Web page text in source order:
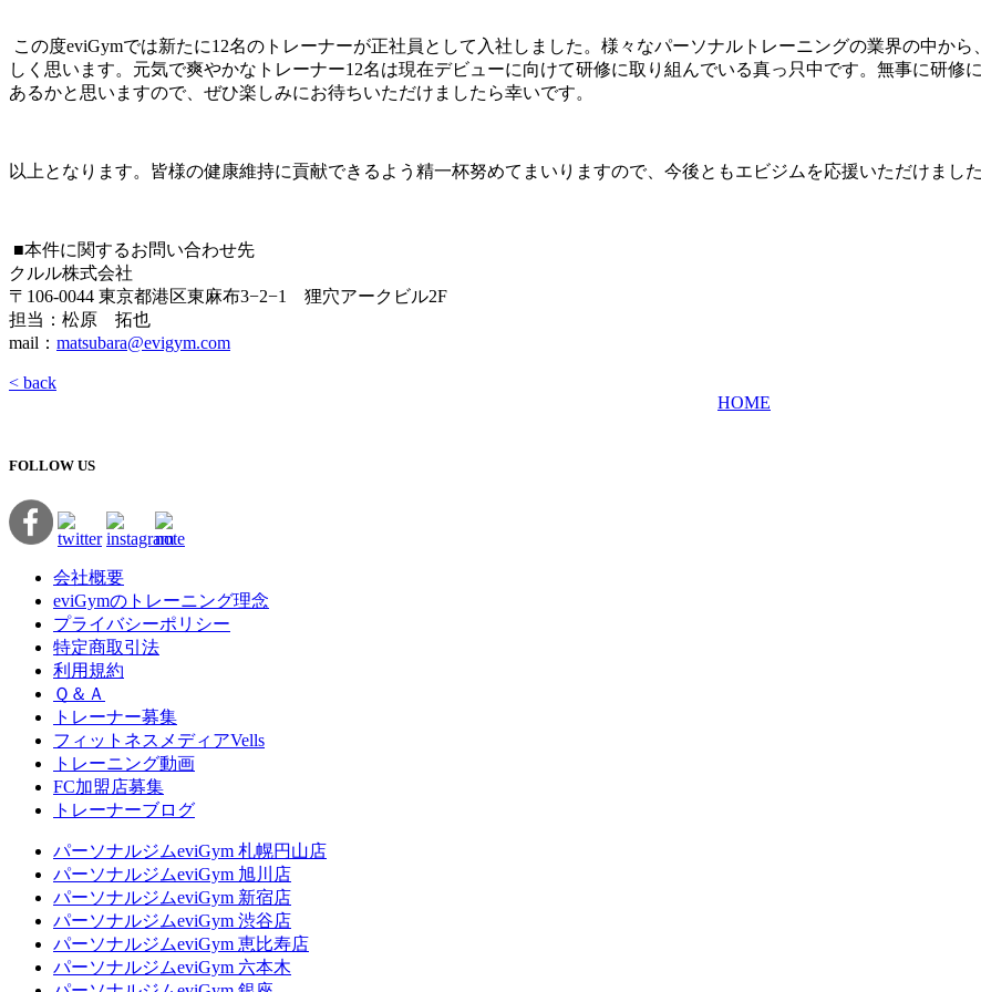
この度eviGymでは新たに12名のトレーナーが正社員として入社しました。様々なパーソナルトレーニングの業界の中か
しく思います。元気で爽やかなトレーナー12名は現在デビューに向けて研修に取り組んでいる真っ只中です。無事に研
あるかと思いますので、ぜひ楽しみにお待ちいただけましたら幸いです。
以上となります。皆様の健康維持に貢献できるよう精一杯努めてまいりますので、今後ともエビジムを応援いただけまし
■本件に関するお問い合わせ先
クルル株式会社
〒106-0044 東京都港区東麻布3−2−1 狸穴アークビル2F
担当：松原 拓也
mail： matsubara@evigym.com
< back
HOME
FOLLOW US
会社概要
eviGymのトレーニング理念
プライバシーポリシー
特定商取引法
利用規約
Ｑ＆Ａ
トレーナー募集
フィットネスメディアVells
トレーニング動画
FC加盟店募集
トレーナーブログ
パーソナルジムeviGym 札幌円山店
パーソナルジムeviGym 旭川店
パーソナルジムeviGym 新宿店
パーソナルジムeviGym 渋谷店
パーソナルジムeviGym 恵比寿店
パーソナルジムeviGym 六本木